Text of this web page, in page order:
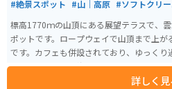
#絶景スポット #山｜高原 #ソフトクリ
標高1770ｍの山頂にある展望テラスで、
ポットです。ロープウェイで山頂まで上
です。カフェも併設されており、ゆっくり
しては必ずしも雲海を見れるわけでなく
詳しく見